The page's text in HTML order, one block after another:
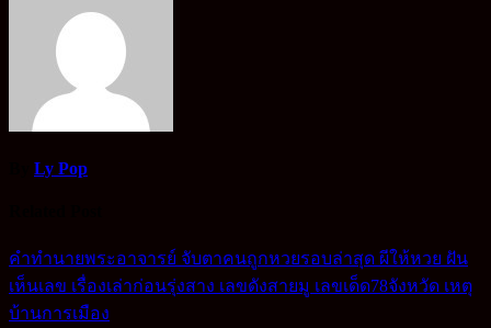
Ly Pop
คำทำนายพระอาจารย์ จับตาคนถูกหวยรอบล่าสุด ผีให้หวย ฝัน
เห็นเลข เรื่องเล่าก่อนรุ่งสาง เลขดังสายมู เลขเด็ด78จังหวัด เหตุ
บ้านการเมือง